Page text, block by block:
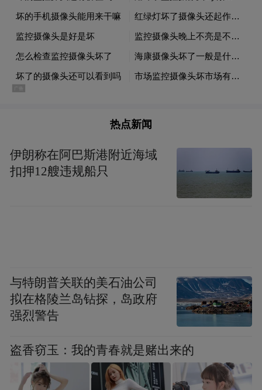
罗小云，男，汉族，1965年5月生，大学，中
共党员。
热点新闻
伊朗称在阿巴斯港附近海域
扣押12艘违规船只
与特朗普关联的美石油公司
拟在格陵兰岛钻探，岛政府
强烈警告
盗香窃玉：我的青春就是赌出来的